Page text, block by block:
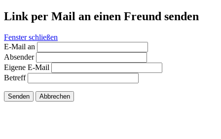
Link per Mail an einen Freund senden
Fenster schließen
E-Mail an
Absender
Eigene E-Mail
Betreff
Senden Abbrechen